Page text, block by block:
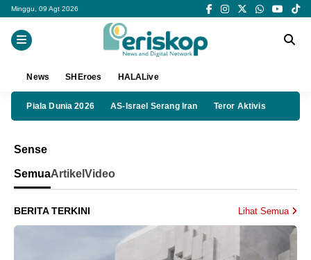
Minggu, 09 Agt 2026
News SHEroes HALALive
Piala Dunia 2026 AS-Israel Serang Iran Teror Aktivis
Sense
SemuaArtikel Video
BERITA TERKINI Lihat Semua